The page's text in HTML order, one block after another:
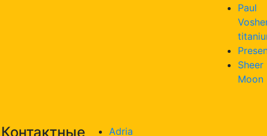
Paul
Sheer
Moon
Контактные Adria